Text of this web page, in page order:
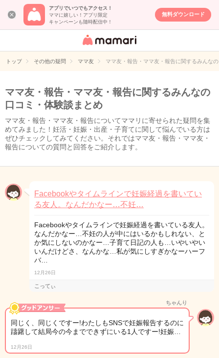
アプリでいつでもアクセス！
ママに嬉しい！アプリ限定
キャンペーンも随時配信中！
無料ダウンロード
女性専用匿名QA
イト
トップ その他の疑問 ママ友 ママ友・報告・ママ友・報告に関するみんな
ママ友・報告・ママ友・報告に関するみんなの
口コミ・体験談まとめ
ママ友・報告・ママ友・報告についてママリに寄せられた疑問を集
めてみました！妊活・妊娠・出産・子育てに関して悩んでいる方は
ぜひチェックしてみてください。それではママ友・報告・ママ友・
報告についての質問と回答をご紹介します。
Facebookやタイムラインで妊娠経過を書いてい
る友人。なんだかなー…不妊…
Facebookやタイムラインで妊娠経過を書いている友人。
なんだかなー…不妊の人が中にはいるかもしれない、と
か気にしないのかなー…子育て日記の人も…いやいやい
いんだけどさ、なんかな…私が気にしすぎかなーハーフ
バ…
12月26日
こってぃ
ちゃんり
同じく、同じくですー!わたしもSNSで妊娠報告するのに
躊躇して結局今の今までできずにいる1人ですー!妊娠…
12月26日